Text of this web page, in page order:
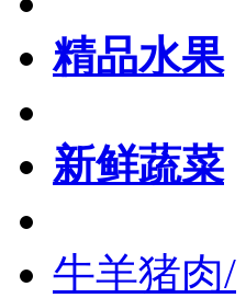
精品水果
新鲜蔬菜
牛羊猪肉/